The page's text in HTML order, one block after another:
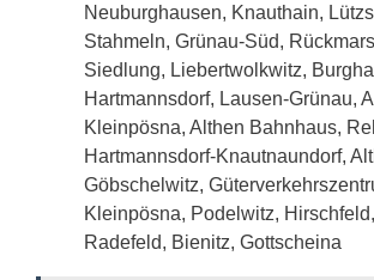
Neuburghausen, Knauthain,
Stahmeln, Grünau-Süd,
Siedlung, Liebertwolkwitz,
Hartmannsdorf, Lausen-Grünau,
Kleinpösna, Althen Bahnhaus,
Hartmannsdorf-Knautnaundorf,
Göbschelwitz,
Kleinpösna, Podelwitz,
Radefeld, Bienitz, Gottscheina